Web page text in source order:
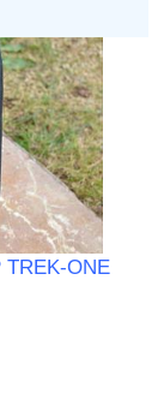
TREK-ONE